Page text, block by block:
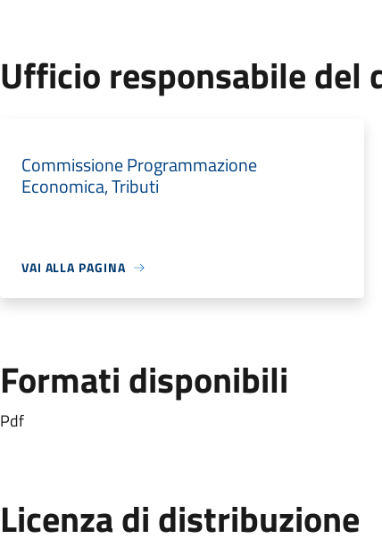
Ufficio responsabile del
Commissione Programmazione
Economica, Tributi
VAI ALLA PAGINA
Formati disponibili
Pdf
Licenza di distribuzione